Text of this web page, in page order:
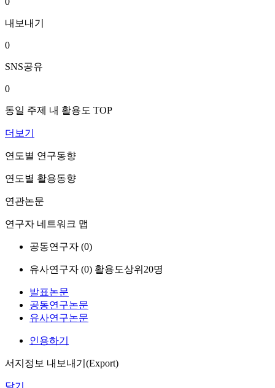
내보내기
0
SNS공유
0
동일 주제 내 활용도 TOP
더보기
연도별 연구동향
연도별 활용동향
연관논문
연구자 네트워크 맵
공동연구자 (0)
유사연구자 (0) 활용도상위20명
발표논문
공동연구논문
유사연구논문
인용하기
서지정보 내보내기(Export)
닫기